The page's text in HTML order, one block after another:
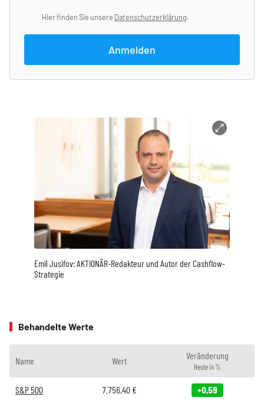
Hier finden Sie unsere Datenschutzerklärung.
Anmelden
Emil Jusifov: AKTIONÄR-Redakteur und Autor der Cashflow-
Strategie
Behandelte Werte
Name Wert Veränderung
Heute in %
S&P 500 7.756,40€ +0,59